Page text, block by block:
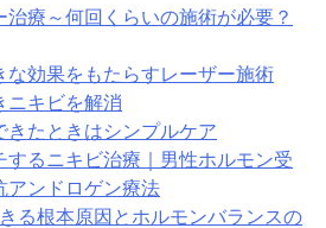
治療～何回くらいの施術が必要？
な効果をもたらすレーザー施術
ニキビを解消
きたときはシンプルケア
するニキビ治療｜男性ホルモン受
アンドロゲン療法
る根本原因とホルモンバランスの